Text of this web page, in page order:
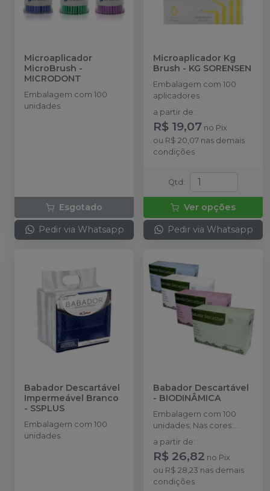
Microaplicador
MicroBrush -
MICRODONT
Embalagem com 100
unidades.
Esgotado
Pedir via Whatsapp
Microaplicador Kg
Brush - KG SORENSEN
Embalagem com 100
aplicadores
a partir de:
R$ 19,07 no Pix
ou R$ 20,07 nas demais
condições
Qtd :
Ver opções
Pedir via Whatsapp
Babador Descartável
Impermeável Branco
- SSPLUS
Embalagem com 100
unidades.
Babador Descartável
- BIODINÂMICA
Embalagem com 100
unidades; Nas cores:
Branco, Amarelo, Azul,
Rosa, Verde e Misto.
a partir de:
R$ 26,82 no Pix
ou R$ 28,23 nas demais
condições